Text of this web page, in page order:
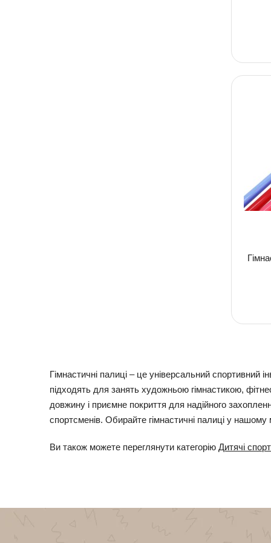
Гімнастичні палиці – це універсальний спортивний
підходять для занять художньою гімнастикою,
довжину і приємне покриття для надійного
спортсменів. Обирайте гімнастичні палиці у
Ви також можете переглянути категорію Дитячі